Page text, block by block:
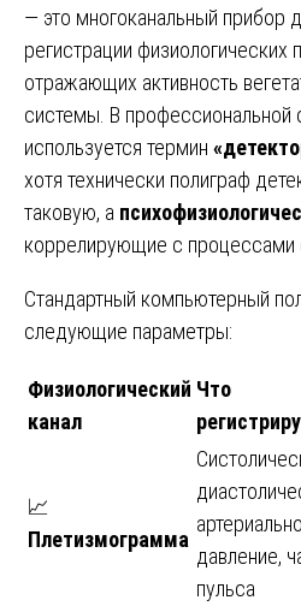
— это многоканальный прибор
регистрации физиологических
отражающих активность
системы. В профессиональной
используется термин
хотя технически полиграф
таковую, а
коррелирующие с процессами
Стандартный компьютерный
следующие параметры:
Физиологический
канал
Что
📈
Плетизмограмма
давление,
пульса